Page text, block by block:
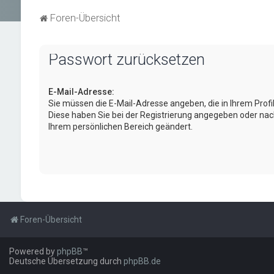
Foren-Übersicht
Passwort zurücksetzen
E-Mail-Adresse:
Sie müssen die E-Mail-Adresse angeben, die in Ihrem
Diese haben Sie bei der Registrierung angegeben oder
Ihrem persönlichen Bereich geändert.
Foren-Übersicht
Powered byphpBB™
Deutsche Übersetzung durch phpBB.de